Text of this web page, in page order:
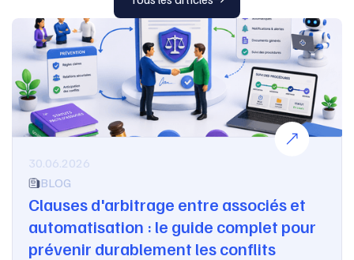
30.06.2026
BLOG
Clauses d'arbitrage entre associés et
automatisation : le guide complet pour
prévenir durablement les conflits